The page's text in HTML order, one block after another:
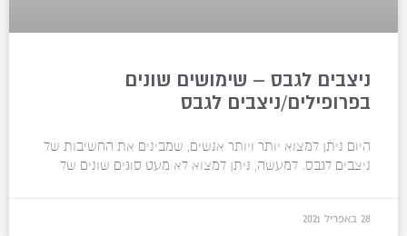
ניצבים לגבס – שימושים שונים
בפרופילים/ניצבים לגבס
היום ניתן למצוא יותר ויותר אנשים, שמבינים את החשיבות של
ניצבים לגבס. למעשה, ניתן למצוא לא מעט סוגים שונים של
28 באפריל 2021